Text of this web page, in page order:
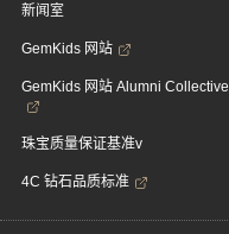
新闻室
GemKids 网站
GemKids 网站 Alumni Collective
珠宝质量保证基准v
4C 钻石品质标准